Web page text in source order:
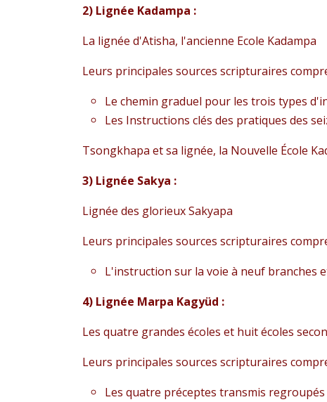
2) Lignée Kadampa :
La lignée d'Atisha, l'ancienne Ecole Kadampa
Leurs principales sources scripturaires
Le chemin graduel pour les trois types
Les Instructions clés des pratiques des
Tsongkhapa et sa lignée, la Nouvelle École
3) Lignée Sakya :
Lignée des glorieux Sakyapa
Leurs principales sources scripturaires
L'instruction sur la voie à neuf branches
4) Lignée Marpa Kagyüd :
Les quatre grandes écoles et huit écoles
Leurs principales sources scripturaires
Les quatre préceptes transmis regroupés